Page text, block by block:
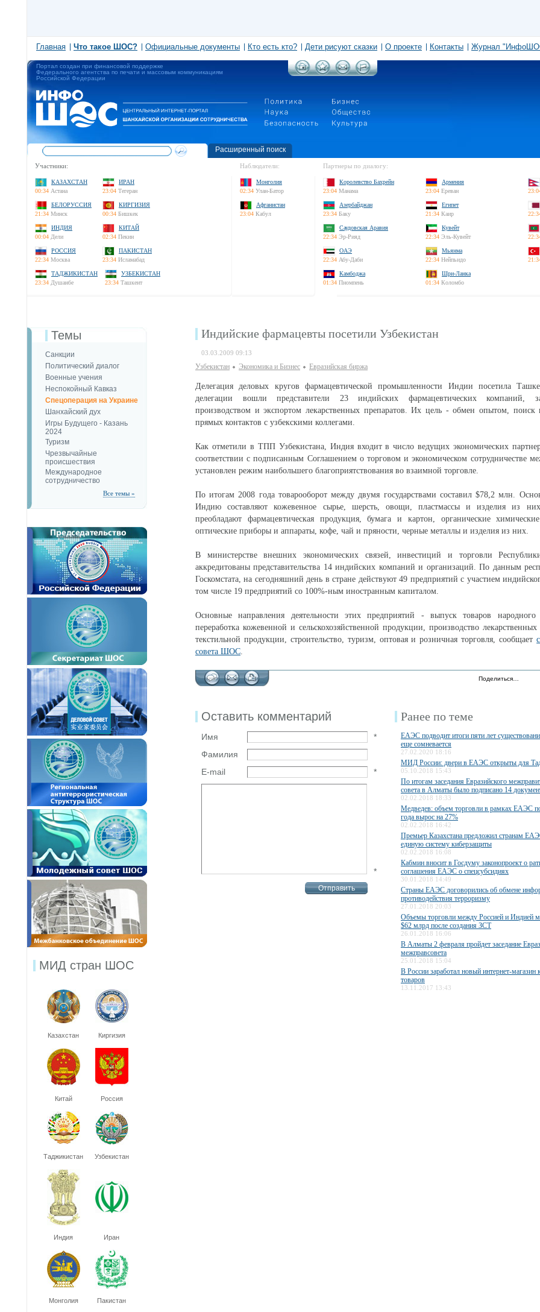
Главная Что такое ШОС? Официальные документы Кто есть кто? Дети рисуют сказки О проекте Контакты Журнал
Портал создан при финансовой поддержке
Федерального агентства по печати и массовым коммуникациям
Российской Федерации
Расширенный поиск
Участники:
КАЗАХСТАН
00:34 Астана
ИРАН
23:04 Тегеран
БЕЛОРУССИЯ
21:34 Минск
КИРГИЗИЯ
00:34 Бишкек
ИНДИЯ
00:04 Дели
КИТАЙ
02:34 Пекин
РОССИЯ
22:34 Москва
ПАКИСТАН
23:34 Исламабад
ТАДЖИКИСТАН
23:34 Душанбе
УЗБЕКИСТАН
23:34 Ташкент
Наблюдатели:
Монголия
02:34 Улан-Батор
Афганистан
23:04 Кабул
Партнеры по диалогу:
Королевство Бахрейн
23:04 Манама
Армения
23:04 Ереван
Азербайджан
23:34 Баку
Египет
21:34 Каир
Саудовская Аравия
22:34 Эр-Рияд
Кувейт
22:34 Эль-Кувейт
ОАЭ
22:34 Абу-Даби
Мьянма
22:34 Нейпьидо
Камбоджа
01:34 Пномпень
Шри-Ланка
01:34 Коломбо
Темы
Санкции
Политический диалог
Военные учения
Неспокойный Кавказ
Спецоперация на Украине
Шанхайский дух
Игры Будущего - Казань
2024
Туризм
Чрезвычайные
происшествия
Международное
сотрудничество
Все темы »
МИД стран ШОС
Казахстан Киргизия
Китай Россия
Таджикистан Узбекистан
Индия Иран
Монголия Пакистан
Индийские фармацевты посетили Узбекистан
03.03.2009 09:13
Узбекистан Экономика и Бизнес Евразийская биржа
Делегация деловых кругов фармацевтической промышленности Индии посетила
делегации вошли представители 23 индийских фармацевтических компаний,
производством и экспортом лекарственных препаратов. Их цель - обмен опытом, поиск
прямых контактов с узбекскими коллегами.
Как отметили в ТПП Узбекистана, Индия входит в число ведущих экономических
соответствии с подписанным Соглашением о торговом и экономическом сотрудничестве
установлен режим наибольшего благоприятствования во взаимной торговле.
По итогам 2008 года товарооборот между двумя государствами составил $78,2 млн.
Индию составляют кожевенное сырье, шерсть, овощи, пластмассы и изделия из
преобладают фармацевтическая продукция, бумага и картон, органические
оптические приборы и аппараты, кофе, чай и пряности, черные металлы и изделия из них.
В министерстве внешних экономических связей, инвестиций и торговли
аккредитованы представительства 14 индийских компаний и организаций. По данным
Госкомстата, на сегодняшний день в стране действуют 49 предприятий с участием
том числе 19 предприятий со 100%-ным иностранным капиталом.
Основные направления деятельности этих предприятий - выпуск товаров народного
переработка кожевенной и сельскохозяйственной продукции, производство
текстильной продукции, строительство, туризм, оптовая и розничная торговля, сообщает
совета ШОС.
Поделиться…
Оставить комментарий
Имя
*
Фамилия
E-mail
*
*
Ранее по теме
ЕАЭС подводит итоги пяти лет
еще сомневается
27.02.2020 18:16
МИД России: двери в ЕАЭС открыты для
05.10.2018 15:43
По итогам заседания Евразийского
совета в Алматы было подписано 14
02.02.2018 18:33
Медведев: объем торговли в рамках ЕАЭС
года вырос на 27%
02.02.2018 16:42
Премьер Казахстана предложил странам
единую систему киберзащиты
02.02.2018 16:08
Кабмин вносит в Госдуму законопроект о
соглашения ЕАЭС о спецсубсидиях
30.01.2018 14:49
Страны ЕАЭС договорились об обмене
противодействия терроризму
27.01.2018 20:03
Объемы торговли между Россией и Индией
$62 млрд после создания ЗСТ
26.01.2018 16:06
В Алматы 2 февраля пройдет заседание
межправсовета
25.01.2018 15:04
В России заработал новый интернет-магазин
товаров
13.11.2017 13:43